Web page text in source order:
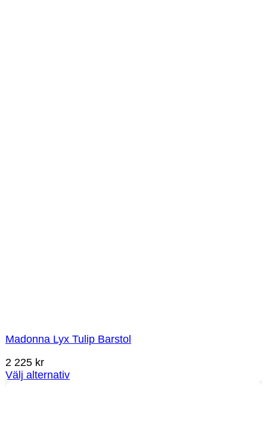
Madonna Lyx Tulip Barstol
2 225 kr
Välj alternativ